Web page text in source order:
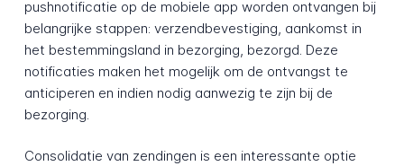
pushnotificatie op de mobiele app worden ontvangen bij
belangrijke stappen: verzendbevestiging, aankomst in
het bestemmingsland in bezorging, bezorgd. Deze
notificaties maken het mogelijk om de ontvangst te
anticiperen en indien nodig aanwezig te zijn bij de
bezorging.
Consolidatie van zendingen is een interessante optie